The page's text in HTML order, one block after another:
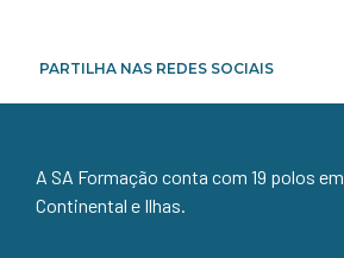
PARTILHA NAS REDES SOCIAIS
A SA Formação conta com 19 polos
Continental e Ilhas.